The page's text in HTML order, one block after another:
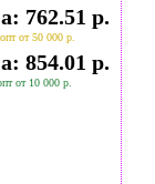
762.51 р.
от 50 000 р.
854.01 р.
от 10 000 р.